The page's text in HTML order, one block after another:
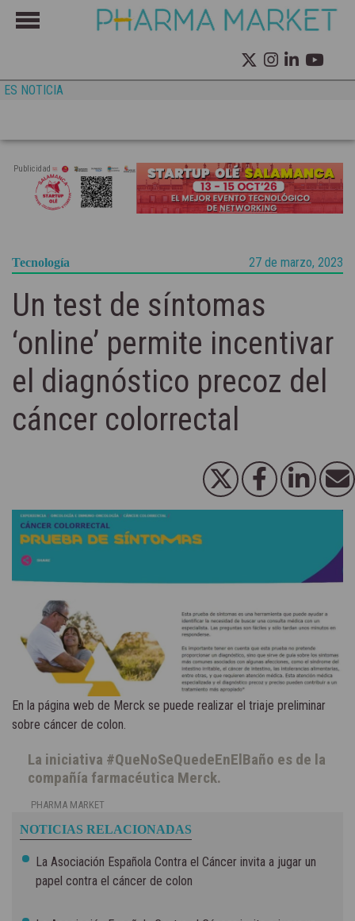
ES NOTICIA
Publicidad
Tecnología 27 de marzo, 2023
Un test de síntomas
‘online’ permite incentivar
el diagnóstico precoz del
cáncer colorrectal
En la página web de Merck se puede realizar el triaje preliminar
sobre cáncer de colon.
La iniciativa #QueNoSeQuedeEnElBaño es de la
compañía farmacéutica Merck.
PHARMA MARKET
NOTICIAS RELACIONADAS
La Asociación Española Contra el Cáncer invita a jugar un
papel contra el cáncer de colon